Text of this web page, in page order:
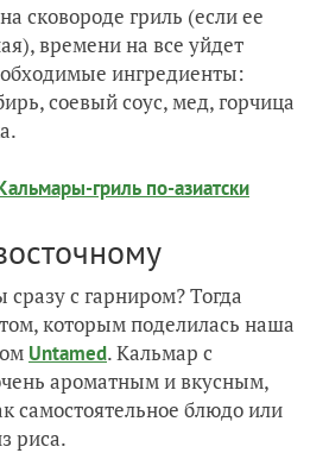
сковороде гриль (если ее
времени на все уйдет
ингредиенты:
соевый соус, мед, горчица
гриль по-азиатски
сразу с гарниром? Тогда
которым поделилась наша
Untamed. Кальмар с
ароматным и вкусным,
самостоятельное блюдо или
риса.